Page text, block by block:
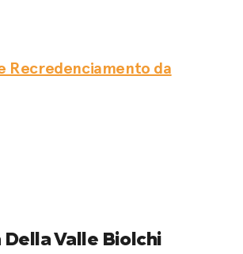
Recredenciamento da
Della Valle Biolchi